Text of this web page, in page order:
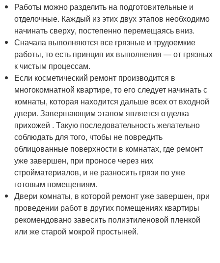
Работы можно разделить на подготовительные и
отделочные. Каждый из этих двух этапов необходимо
начинать сверху, постепенно перемещаясь вниз.
Сначала выполняются все грязные и трудоемкие
работы, то есть принцип их выполнения — от грязных
к чистым процессам.
Если косметический ремонт производится в
многокомнатной квартире, то его следует начинать с
комнаты, которая находится дальше всех от входной
двери. Завершающим этапом является отделка
прихожей . Такую последовательность желательно
соблюдать для того, чтобы не повредить
облицованные поверхности в комнатах, где ремонт
уже завершен, при проносе через них
стройматериалов, и не разносить грязи по уже
готовым помещениям.
Двери комнаты, в которой ремонт уже завершен, при
проведении работ в других помещениях квартиры
рекомендовано завесить полиэтиленовой пленкой
или же старой мокрой простыней.